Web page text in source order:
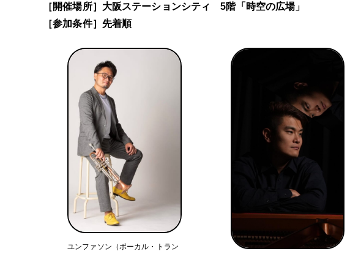
［開催場所］大阪ステーションシティ 5階「時空の広場」
［参加条件］先着順
ユンファソン（ボーカル・トラン